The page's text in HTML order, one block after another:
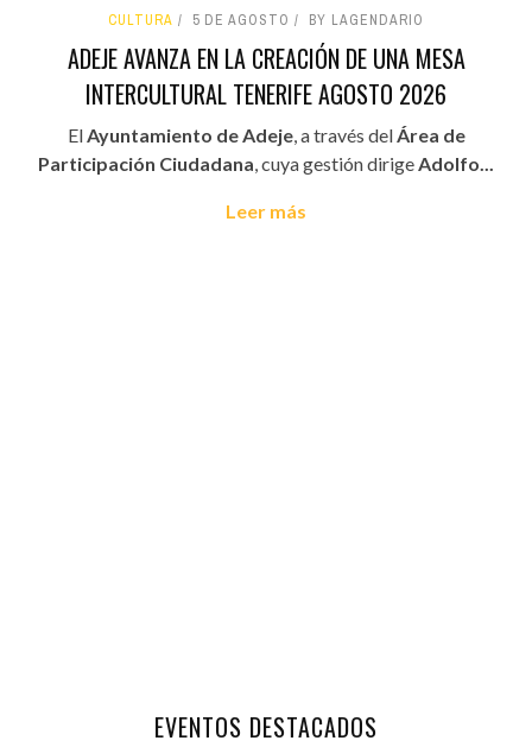
CULTURA 5 DE AGOSTO BY LAGENDARIO
ADEJE AVANZA EN LA CREACIÓN DE UNA MESA
INTERCULTURAL TENERIFE AGOSTO 2026
ElAyuntamiento de Adeje, a través delÁrea de
Participación Ciudadana, cuya gestión dirigeAdolfo...
Leer más
EVENTOS DESTACADOS